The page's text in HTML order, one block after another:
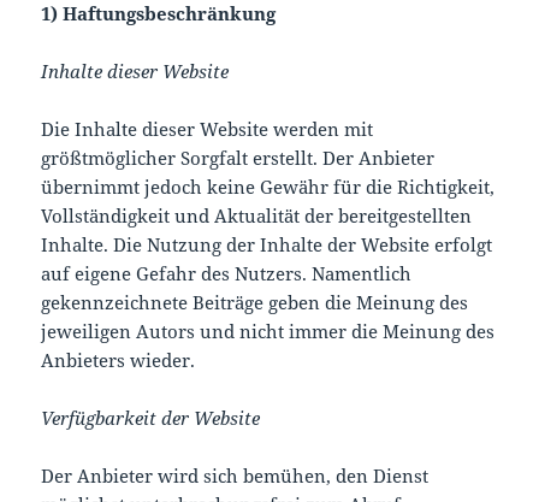
1) Haftungsbeschränkung
Inhalte dieser Website
Die Inhalte dieser Website werden mit
größtmöglicher Sorgfalt erstellt. Der Anbieter
übernimmt jedoch keine Gewähr für die Richtigkeit,
Vollständigkeit und Aktualität der bereitgestellten
Inhalte. Die Nutzung der Inhalte der Website erfolgt
auf eigene Gefahr des Nutzers. Namentlich
gekennzeichnete Beiträge geben die Meinung des
jeweiligen Autors und nicht immer die Meinung des
Anbieters wieder.
Verfügbarkeit der Website
Der Anbieter wird sich bemühen, den Dienst